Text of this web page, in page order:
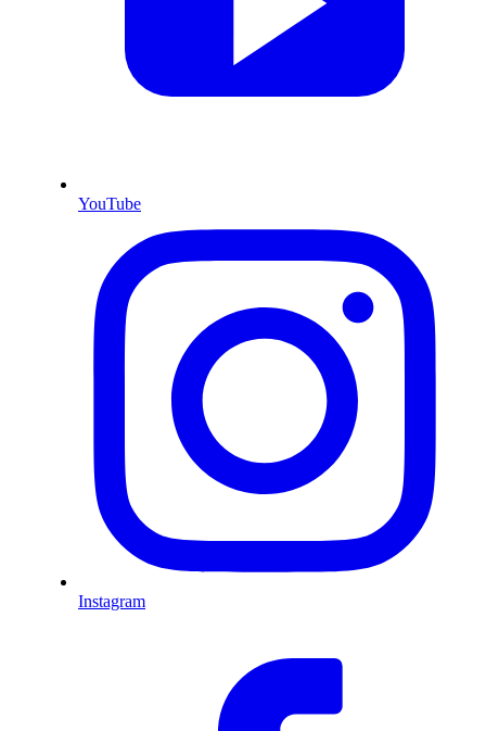
YouTube
Instagram